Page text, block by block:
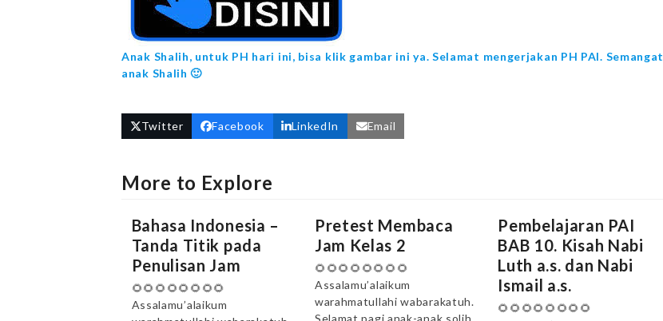
Anak Shalih, untuk PH hari ini, bisa klik gambar ini ya. Selamat mengerjakan PH PAI. Semangat
anak Shalih 🙂
Twitter Facebook LinkedIn Email
More to Explore
Bahasa Indonesia –
Tanda Titik pada
Penulisan Jam
🌻🌻🌻🌻🌻🌻🌻🌻
Assalamu’alaikum
Pretest Membaca
Jam Kelas 2
🌻🌻🌻🌻🌻🌻🌻🌻
Assalamu’alaikum
warahmatullahi wabarakatuh.
Selamat pagi anak-anak solih
Pembelajaran PAI
BAB 10. Kisah Nabi
Luth a.s. dan Nabi
Ismail a.s.
🌻🌻🌻🌻🌻🌻🌻🌻